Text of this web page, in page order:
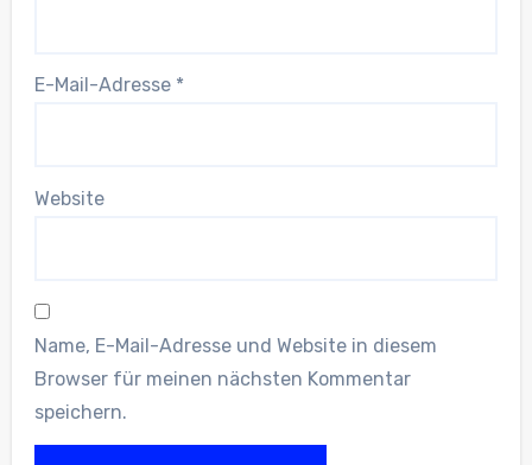
E-Mail-Adresse *
Website
Name, E-Mail-Adresse und Website in diesem
Browser für meinen nächsten Kommentar
speichern.